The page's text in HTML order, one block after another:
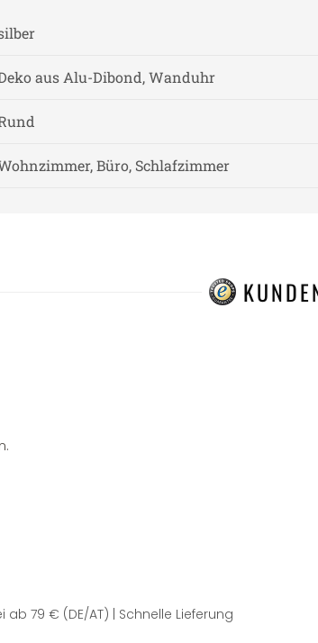
aus Alu-Dibond, Wanduhr
Büro, Schlafzimmer
79 € (DE/AT) | Schnelle Lieferung